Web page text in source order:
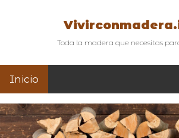
Toda la madera que necesitas
Inicio